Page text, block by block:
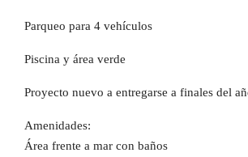
Parqueo para 4 vehículos
Piscina y área verde
Proyecto nuevo a entregarse a finales del
Amenidades:
Área frente a mar con baños